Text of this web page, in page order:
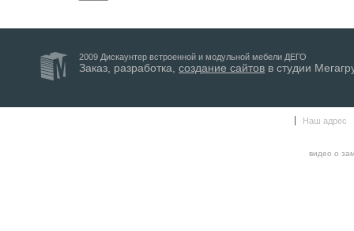
2009 Дискаунтер встроенной и модульной мебели ДЕГО
Заказ, разработка, создание сайтов в студии
Наш адрес
видео о